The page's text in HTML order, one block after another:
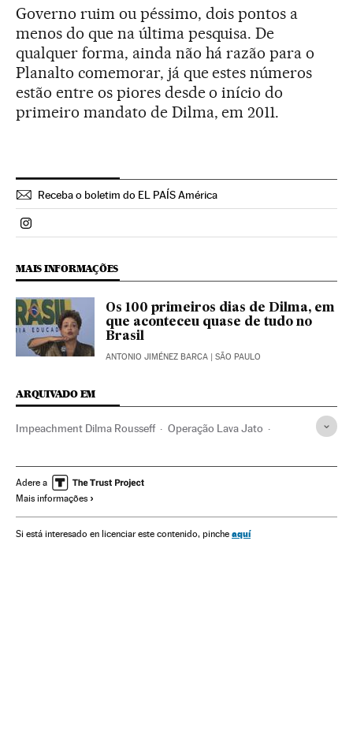
Governo ruim ou péssimo, dois pontos a
menos do que na última pesquisa. De
qualquer forma, ainda não há razão para o
Planalto comemorar, já que estes números
estão entre os piores desde o início do
primeiro mandato de Dilma, em 2011.
Receba o boletim do EL PAÍS América
Politica El País Brasil en Instagram
MAIS INFORMAÇÕES
Os 100 primeiros dias de Dilma, em
que aconteceu quase de tudo no
Brasil
ANTONIO JIMÉNEZ BARCA | SÃO PAULO
ARQUIVADO EM
Impeachment Dilma Rousseff Operação Lava Jato
Impeachment Caso Petrobras
Pesquisas eleitorais
Polícia Federal Protestos sociais Presidente Brasil
Adere a
Mais informações
Si está interesado en licenciar este contenido, pinche aquí